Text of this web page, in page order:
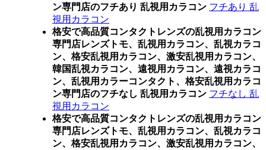
ン専門店のフチあり 乱視用カラコン フチあり 乱
視用カラコン
格安で高品質コンタクトレンズの乱視用カラコン
専門店レンズトモ、乱視用カラコン、乱視カラコ
ン、格安乱視用カラコン、激安乱視用カラコン、
韓国乱視カラコン、遠視用カラコン、遠視カラコ
ン、乱視用カラーコンタクト、格安乱視用カラコ
ン専門店のフチなし 乱視用カラコン フチなし 乱
視用カラコン
格安で高品質コンタクトレンズの乱視用カラコン
専門店レンズトモ、乱視用カラコン、乱視カラコ
ン、格安乱視用カラコン、激安乱視用カラコン、